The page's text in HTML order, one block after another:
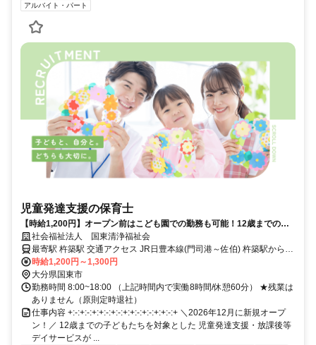
アルバイト・パート
児童発達支援の保育士
【時給1,200円】オープン前はこども園での勤務も可能！12歳までの子
どもたちを支えるオープニングスタッフ募集。
社会福祉法人 国東清浄福祉会
最寄駅 杵築駅 交通アクセス JR日豊本線(門司港～佐伯) 杵築駅から車
で37分 ※転勤はありません。
時給1,200円～1,300円
大分県国東市
勤務時間 8:00~18:00 （上記時間内で実働8時間/休憩60分） ★残業は
ありません（原則定時退社）
仕事内容 +:-:+:-:+:+:-:+:-:+:+:-:+:-:+:+:-:+ ＼2026年12月に新規オープ
ン！／ 12歳までの子どもたちを対象とした 児童発達支援・放課後等
デイサービスが ...